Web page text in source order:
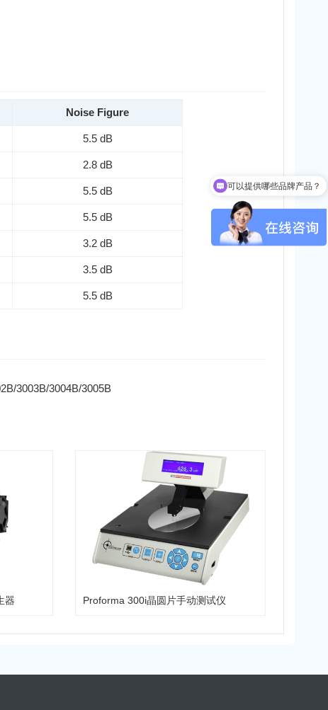
Noise Figure
5.5 dB
2.8 dB
5.5 dB
5.5 dB
3.2 dB
3.5 dB
5.5 dB
3003B/3004B/3005B
器 Proforma 300i晶圆片手动测试仪
可以提供哪些品牌产品？